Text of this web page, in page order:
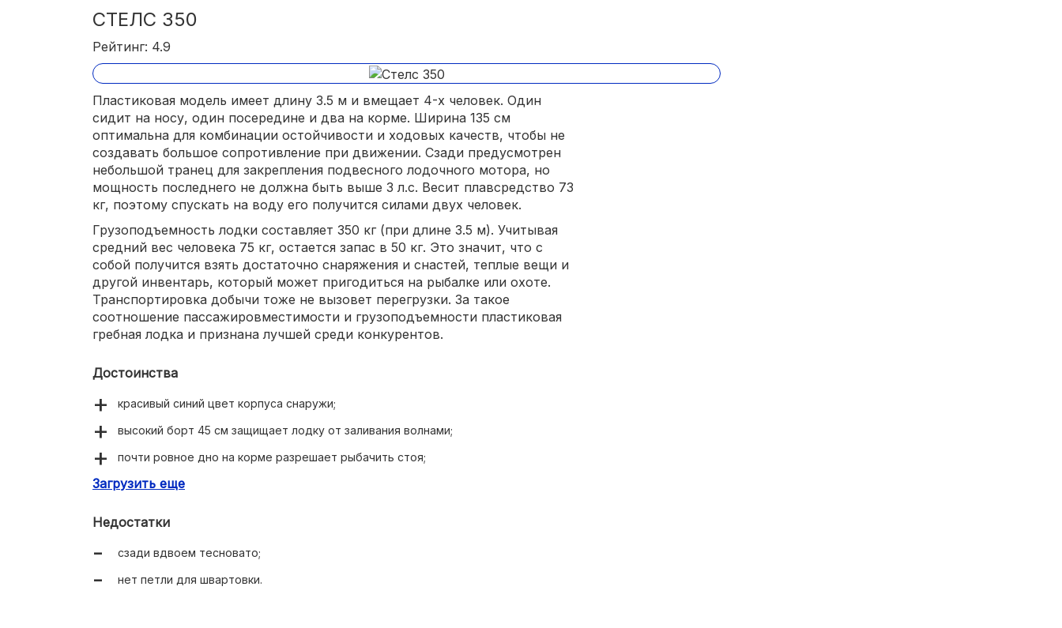
СТЕЛС 350
Рейтинг: 4.9
Пластиковая модель имеет длину 3.5 м и вмещает 4-х человек. Один
сидит на носу, один посередине и два на корме. Ширина 135 см
оптимальна для комбинации остойчивости и ходовых качеств, чтобы не
создавать большое сопротивление при движении. Сзади предусмотрен
небольшой транец для закрепления подвесного лодочного мотора, но
мощность последнего не должна быть выше 3 л.с. Весит плавсредство 73
кг, поэтому спускать на воду его получится силами двух человек.
Грузоподъемность лодки составляет 350 кг (при длине 3.5 м). Учитывая
средний вес человека 75 кг, остается запас в 50 кг. Это значит, что с
собой получится взять достаточно снаряжения и снастей, теплые вещи и
другой инвентарь, который может пригодиться на рыбалке или охоте.
Транспортировка добычи тоже не вызовет перегрузки. За такое
соотношение пассажировместимости и грузоподъемности пластиковая
гребная лодка и признана лучшей среди конкурентов.
Достоинства
красивый синий цвет корпуса снаружи;
высокий борт 45 см защищает лодку от заливания волнами;
почти ровное дно на корме разрешает рыбачить стоя;
спереди есть киль для сохранения устойчивости на скорости.
Загрузить еще
Недостатки
сзади вдвоем тесновато;
нет петли для швартовки.